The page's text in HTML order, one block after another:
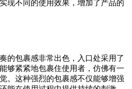
现不同的使用效果，增加了产品的
的包裹感非常出色，入口处采用了
够紧紧地包裹住使用者，仿佛有一
。这种强烈的包裹感不仅能够增强